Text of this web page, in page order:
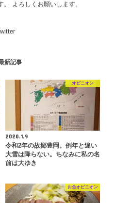
よろしくお願いします。
新記事
オピニオン
2020.1.9
令和2年の故郷豊岡。例年と違い
大雪は降らない。ちなみに私の名
前は大ゆき
お金オピニオン